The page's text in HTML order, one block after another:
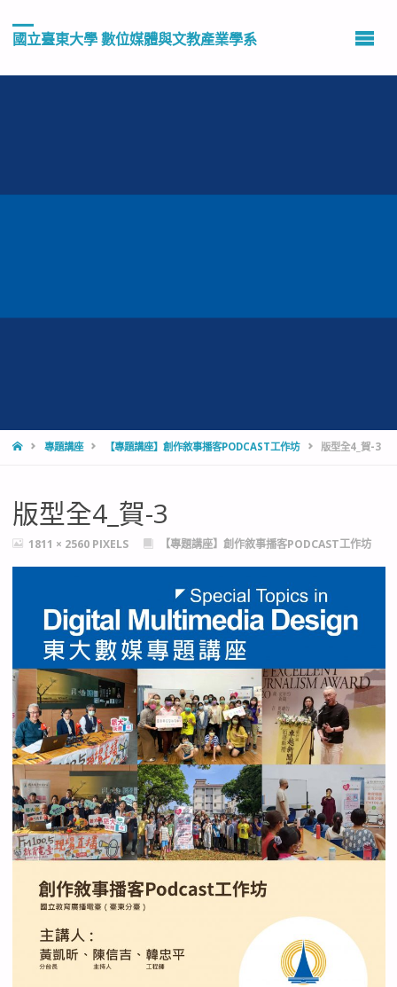
國立臺東大學 數位媒體與文教產業學系
HOME專題講座 【專題講座】創作敘事播客PODCAST工作坊 版型全4_賀-3
版型全4_賀-3
FULL1811 × 2560 PIXELS 【專題講座】創作敘事播客PODCAST工作坊